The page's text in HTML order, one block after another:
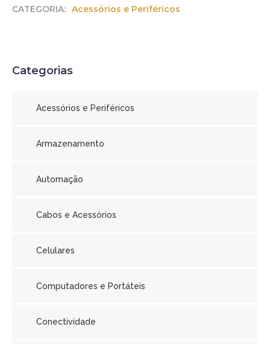
CATEGORIA: Acessórios e Periféricos
Categorias
Acessórios e Periféricos
Armazenamento
Automação
Cabos e Acessórios
Celulares
Computadores e Portáteis
Conectividade